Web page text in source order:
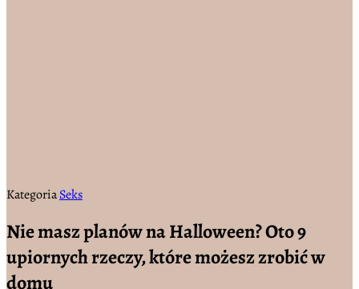
KategoriaSeks
Nie masz planów na Halloween? Oto 9
upiornych rzeczy, które możesz zrobić w
domu